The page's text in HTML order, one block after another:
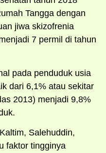
Tangga dengan
jiwa skizofrenia
7 permil di tahun
pada penduduk usia
dari 6,1% atau sekitar
2013) menjadi 9,8%
Salehuddin,
faktor tingginya